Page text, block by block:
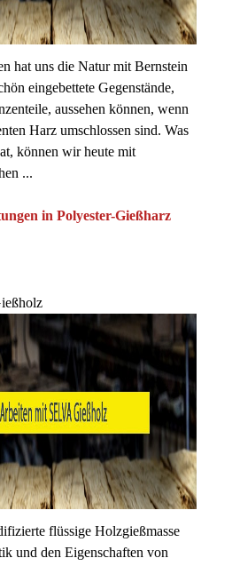
hat uns die Natur mit Bernstein
eingebettete Gegenstände,
aussehen können, wenn
Harz umschlossen sind. Was
können wir heute mit
...
in Polyester-Gießharz
flüssige Holzgießmasse
und den Eigenschaften von